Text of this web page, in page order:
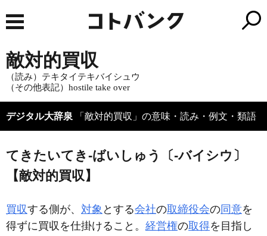
敵対的買収
（読み）テキタイテキバイシュウ
（その他表記）hostile take over
デジタル大辞泉 「敵対的買収」の意味・読み・例文・類語
てきたいてき‐ばいしゅう〔‐バイシウ〕
【敵対的買収】
買収する側が、 対象 とする会社の取締役会の 同意を
得ずに買収を仕掛けること。 経営権の取得を目指し